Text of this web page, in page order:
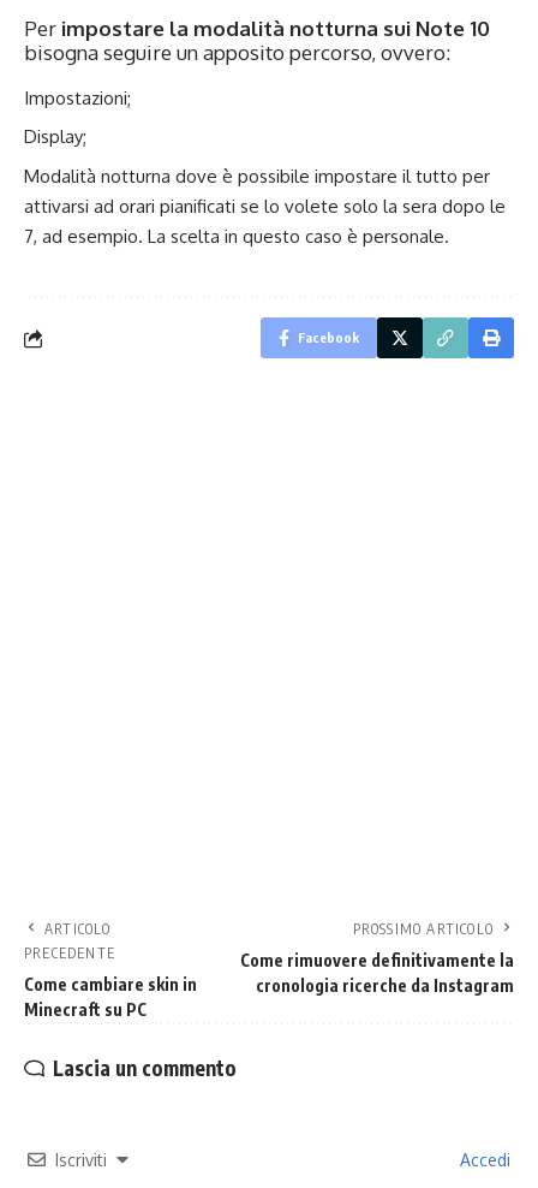
Per impostare la modalità notturna sui Note 10
bisogna seguire un apposito percorso, ovvero:
Impostazioni;
Display;
Modalità notturna dove è possibile impostare il tutto per
attivarsi ad orari pianificati se lo volete solo la sera dopo le
7, ad esempio. La scelta in questo caso è personale.
Facebook
ARTICOLO
PRECEDENTE
Come cambiare skin in
Minecraft su PC
PROSSIMO ARTICOLO
Come rimuovere definitivamente la
cronologia ricerche da Instagram
Lascia un commento
Iscriviti Accedi